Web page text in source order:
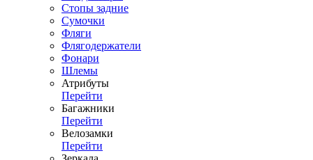
Стопы задние
Сумочки
Фляги
Флягодержатели
Фонари
Шлемы
Атрибуты
Перейти
Багажники
Перейти
Велозамки
Перейти